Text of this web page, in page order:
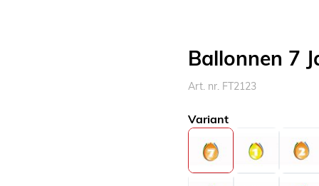
Ballonnen 7
Art. nr. FT2123
Variant